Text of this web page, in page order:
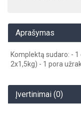
Aprašymas
Komplektą sudaro: -
2x1,5kg) - 1 pora
Įvertinimai (0)